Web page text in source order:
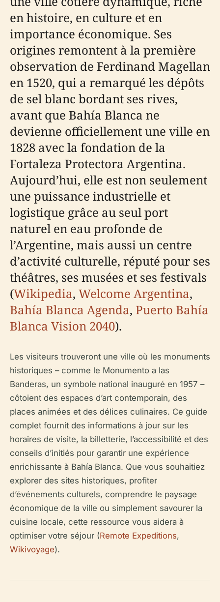
en histoire, en culture et en
importance économique. Ses
origines remontent à la première
observation de Ferdinand Magellan
en 1520, qui a remarqué les dépôts
de sel blanc bordant ses rives,
avant que Bahía Blanca ne
devienne officiellement une ville en
1828 avec la fondation de la
Fortaleza Protectora Argentina.
Aujourd’hui, elle est non seulement
une puissance industrielle et
logistique grâce au seul port
naturel en eau profonde de
l’Argentine, mais aussi un centre
d’activité culturelle, réputé pour ses
théâtres, ses musées et ses festivals
(Wikipedia, Welcome Argentina,
Bahía Blanca Agenda, Puerto Bahía
Blanca Vision 2040).
Les visiteurs trouveront une ville où les monuments
historiques – comme le Monumento a las
Banderas, un symbole national inauguré en 1957 –
côtoient des espaces d’art contemporain, des
places animées et des délices culinaires. Ce guide
complet fournit des informations à jour sur les
horaires de visite, la billetterie, l’accessibilité et des
conseils d’initiés pour garantir une expérience
enrichissante à Bahía Blanca. Que vous souhaitiez
explorer des sites historiques, profiter
d’événements culturels, comprendre le paysage
économique de la ville ou simplement savourer la
cuisine locale, cette ressource vous aidera à
optimiser votre séjour (Remote Expeditions,
Wikivoyage).